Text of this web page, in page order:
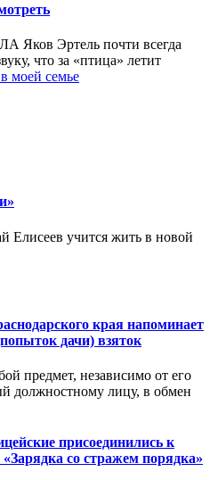
Яков Эртель почти всегда
что за «птица» летит
моей семье
Елисеев учится жить в новой
края напоминает
дачи) взяток
предмет, независимо от его
должностному лицу, в обмен
присоединились к
со стражем порядка»